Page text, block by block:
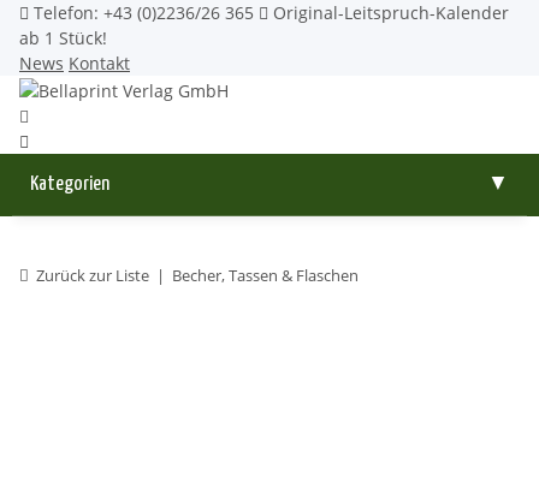
Telefon: +43 (0)2236/26 365
Original-Leitspruch-Kalender
ab 1 Stück!
News Kontakt
Kategorien ▼
Zurück zur Liste Becher, Tassen & Flaschen